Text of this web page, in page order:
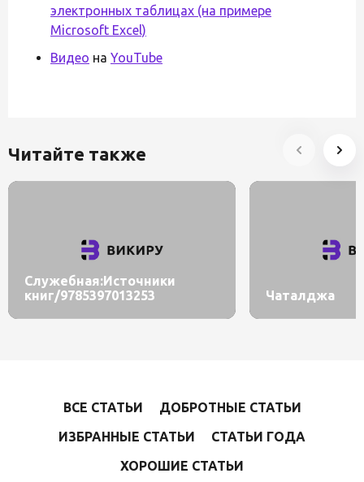
электронных таблицах (на примере
Microsoft Excel)
Видео на YouTube
Читайте также
Служебная:Источники
книг/9785397013253
Чаталджа
ВСЕ СТАТЬИ
ДОБРОТНЫЕ СТАТЬИ
ИЗБРАННЫЕ СТАТЬИ
СТАТЬИ ГОДА
ХОРОШИЕ СТАТЬИ